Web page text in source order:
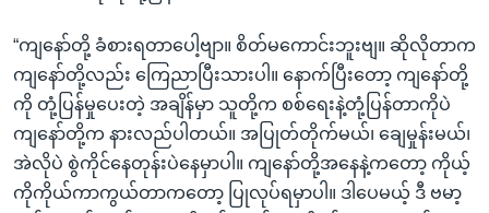
“ကျနော်တို့ ခံစားရတာပေါ့ဗျာ။ စိတ်မကောင်းဘူးဗျ။ ဆိုလိုတာက
ကျနော်တို့လည်း ကြေညာပြီးသားပါ။ နောက်ပြီးတော့ ကျနော်တို့
ကို တုံ့ပြန်မှုပေးတဲ့ အချိန်မှာ သူတို့က စစ်ရေးနဲ့တုံ့ပြန်တာကိုပဲ
ကျနော်တို့က နားလည်ပါတယ်။ အပြုတ်တိုက်မယ်၊ ချေမှုန်းမယ်၊
အဲလိုပဲ စွဲကိုင်နေတုန်းပဲနေမှာပါ။ ကျနော်တို့အနေနဲ့ကတော့ ကိုယ့်
ကိုကိုယ်ကာကွယ်တာကတော့ ပြုလုပ်ရမှာပါ။ ဒါပေမယ့် ဒီ ဗမာ့